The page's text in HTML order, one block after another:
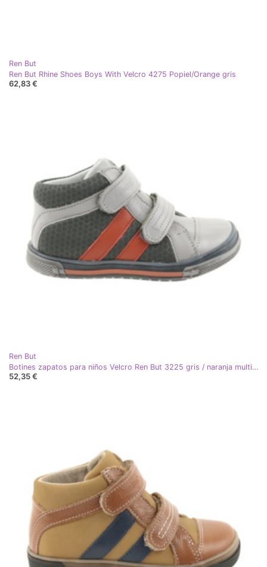
Ren But
Ren But Rhine Shoes Boys With Velcro 4275 Popiel/Orange gris
62,83 €
Ren But
Botines zapatos para niños Velcro Ren But 3225 gris / naranja multicolor azul marino
52,35 €